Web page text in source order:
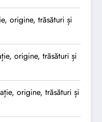
origine, trăsături și
origine, trăsături și
origine, trăsături și